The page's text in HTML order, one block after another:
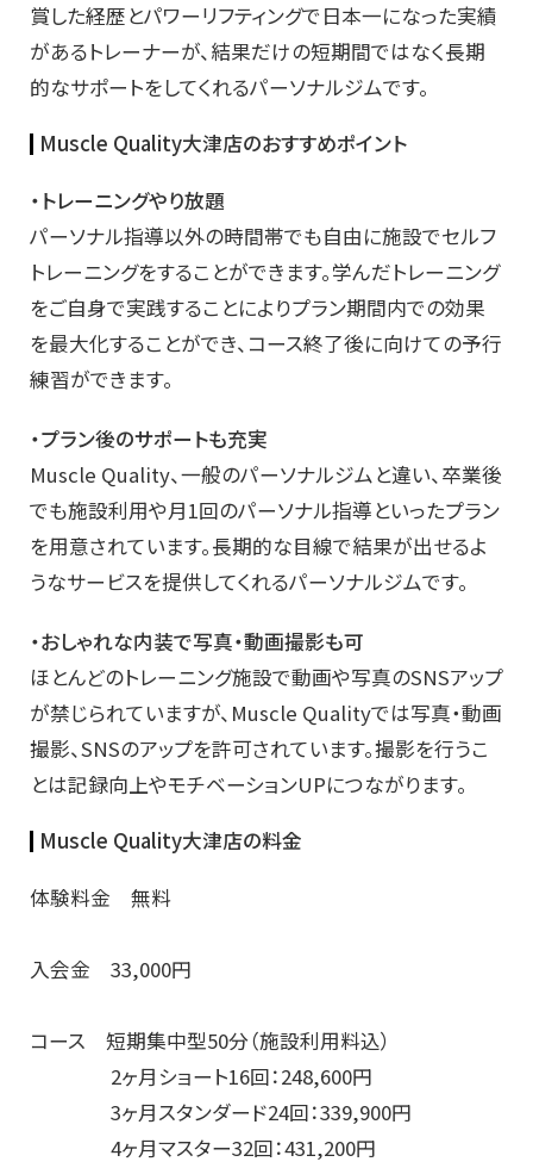
賞した経歴とパワーリフティングで日本一になった実績
があるトレーナーが、結果だけの短期間ではなく長期
的なサポートをしてくれるパーソナルジムです。
Muscle Quality大津店のおすすめポイント
・トレーニングやり放題
パーソナル指導以外の時間帯でも自由に施設でセルフ
トレーニングをすることができます。学んだトレーニング
をご自身で実践することによりプラン期間内での効果
を最大化することができ、コース終了後に向けての予行
練習ができます。
・プラン後のサポートも充実
Muscle Quality、一般のパーソナルジムと違い、卒業後
でも施設利用や月1回のパーソナル指導といったプラン
を用意されています。長期的な目線で結果が出せるよ
うなサービスを提供してくれるパーソナルジムです。
・おしゃれな内装で写真・動画撮影も可
ほとんどのトレーニング施設で動画や写真のSNSアップ
が禁じられていますが、Muscle Qualityでは写真・動画
撮影、SNSのアップを許可されています。撮影を行うこ
とは記録向上やモチベーションUPにつながります。
Muscle Quality大津店の料金
体験料金 無料
入会金 33,000円
コース 短期集中型50分（施設利用料込）
2ヶ月ショート16回：248,600円
3ヶ月スタンダード24回：339,900円
4ヶ月マスター32回：431,200円